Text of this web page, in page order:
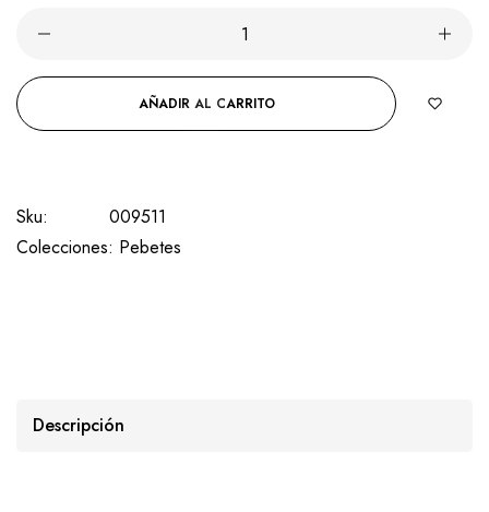
AÑADIR AL CARRITO
Sku:
009511
Colecciones: Pebetes
Descripción